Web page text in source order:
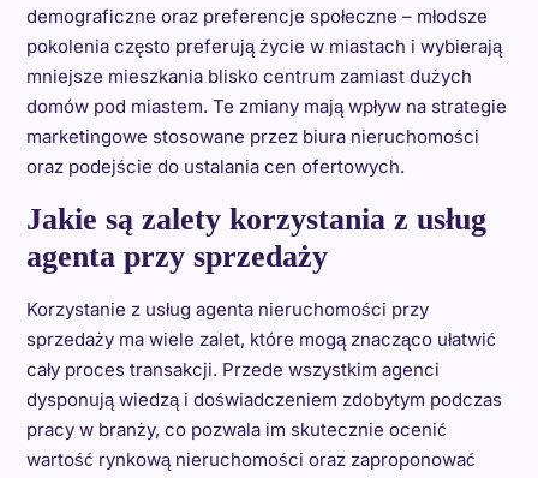
demograficzne oraz preferencje społeczne – młodsze
pokolenia często preferują życie w miastach i wybierają
mniejsze mieszkania blisko centrum zamiast dużych
domów pod miastem. Te zmiany mają wpływ na strategie
marketingowe stosowane przez biura nieruchomości
oraz podejście do ustalania cen ofertowych.
Jakie są zalety korzystania z usług
agenta przy sprzedaży
Korzystanie z usług agenta nieruchomości przy
sprzedaży ma wiele zalet, które mogą znacząco ułatwić
cały proces transakcji. Przede wszystkim agenci
dysponują wiedzą i doświadczeniem zdobytym podczas
pracy w branży, co pozwala im skutecznie ocenić
wartość rynkową nieruchomości oraz zaproponować